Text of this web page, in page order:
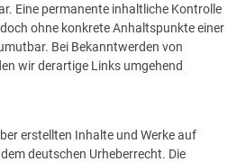
Eine permanente inhaltliche Kontrolle
ohne konkrete Anhaltspunkte einer
Bei Bekanntwerden von
wir derartige Links umgehend
erstellten Inhalte und Werke auf
deutschen Urheberrecht. Die